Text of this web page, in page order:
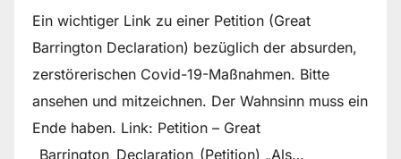
Ein wichtiger Link zu einer Petition (Great
Barrington Declaration) bezüglich der absurden,
zerstörerischen Covid-19-Maßnahmen. Bitte
ansehen und mitzeichnen. Der Wahnsinn muss ein
Ende haben. Link: Petition – Great
_Barrington_Declaration_(Petition) „Als…